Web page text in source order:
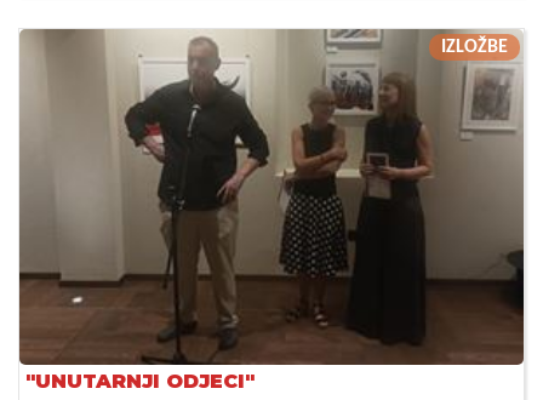
IZLOŽBE
"UNUTARNJI ODJECI"